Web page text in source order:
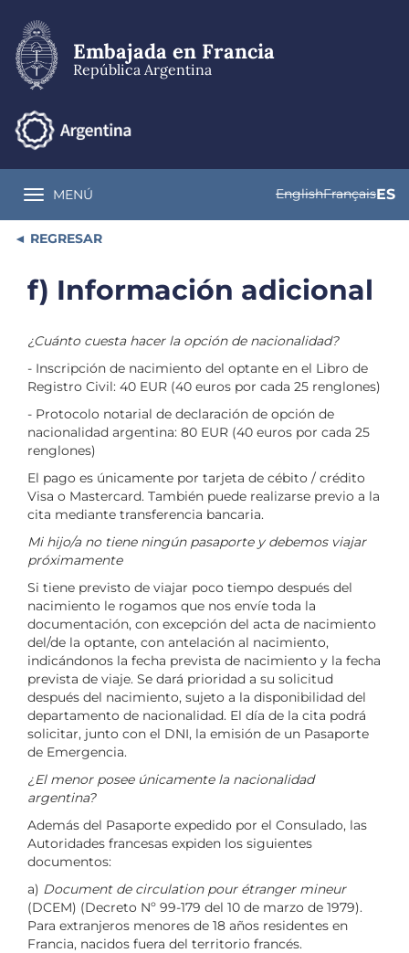
contenido
principal
Embajada en Francia
República Argentina
Toggle navigation
MENÚ EnglishFrançaisES
REGRESAR
f) Información adicional
¿Cuánto cuesta hacer la opción de nacionalidad?
- Inscripción de nacimiento del optante en el Libro de
Registro Civil: 40 EUR (40 euros por cada 25 renglones)
- Protocolo notarial de declaración de opción de
nacionalidad argentina: 80 EUR (40 euros por cada 25
renglones)
El pago es únicamente por tarjeta de cébito / crédito
Visa o Mastercard. También puede realizarse previo a la
cita mediante transferencia bancaria.
Mi hijo/a no tiene ningún pasaporte y debemos viajar
próximamente
Si tiene previsto de viajar poco tiempo después del
nacimiento le rogamos que nos envíe toda la
documentación, con excepción del acta de nacimiento
del/de la optante, con antelación al nacimiento,
indicándonos la fecha prevista de nacimiento y la fecha
prevista de viaje. Se dará prioridad a su solicitud
después del nacimiento, sujeto a la disponibilidad del
departamento de nacionalidad. El día de la cita podrá
solicitar, junto con el DNI, la emisión de un Pasaporte
de Emergencia.
¿El menor posee únicamente la nacionalidad
argentina?
Además del Pasaporte expedido por el Consulado, las
Autoridades francesas expiden los siguientes
documentos:
a) Document de circulation pour étranger mineur
(DCEM) (Decreto Nº 99-179 del 10 de marzo de 1979).
Para extranjeros menores de 18 años residentes en
Francia, nacidos fuera del territorio francés.